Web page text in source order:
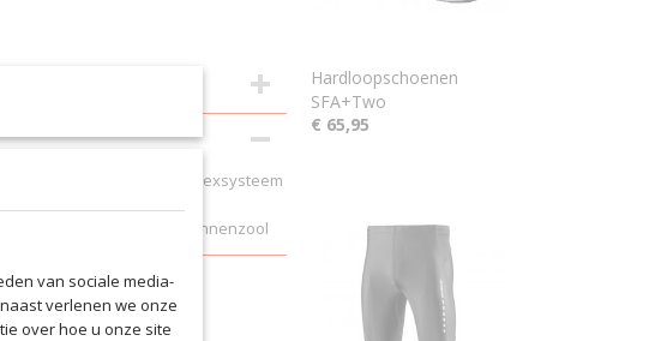
Slijtvaste zool met flexsysteem
van mesh. Uitneembare binnenzool
Hardloopschoenen
SFA+Two
€ 65,95
van sociale media-
verlenen we onze
over hoe u onze site